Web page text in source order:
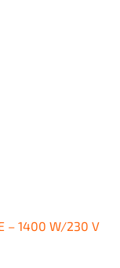
– 1400 W/230 V